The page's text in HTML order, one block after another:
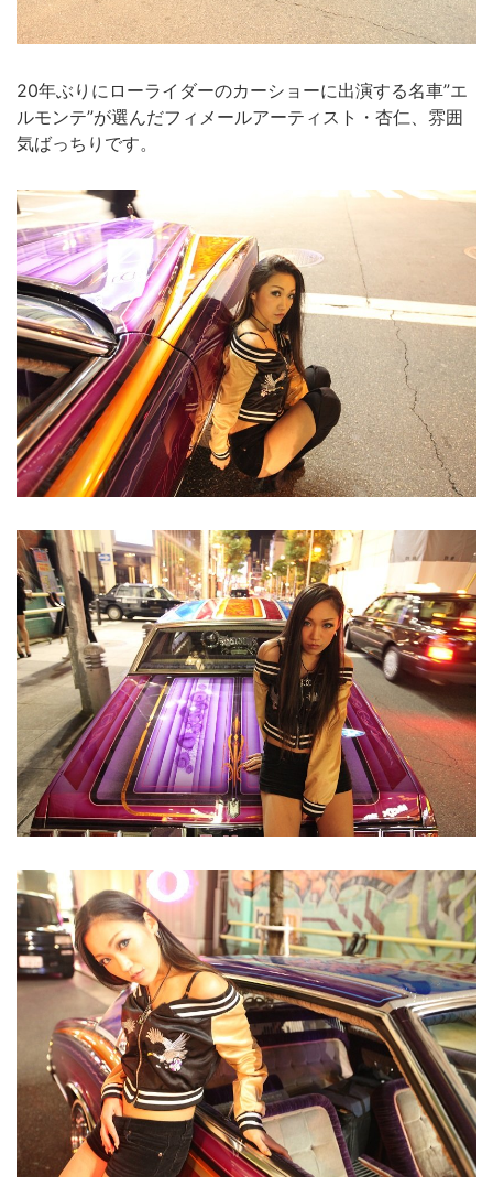
20年ぶりにローライダーのカーショーに出演する名車”エ
ルモンテ”が選んだフィメールアーティスト・杏仁、雰囲
気ばっちりです。